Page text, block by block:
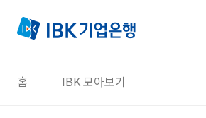
홈 IBK 모아보기